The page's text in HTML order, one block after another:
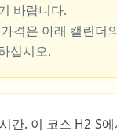
바랍니다.
격은 아래 캘린더
십시오.
간. 이 코스 H2-S